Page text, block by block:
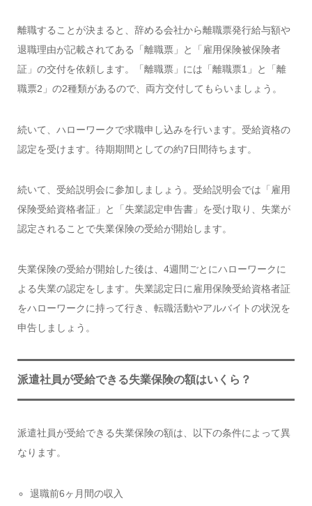
離職することが決まると、辞める会社から離職票発行給与額や
退職理由が記載されてある「離職票」と「雇用保険被保険者
証」の交付を依頼します。「離職票」には「離職票1」と「離
職票2」の2種類があるので、両方交付してもらいましょう。
続いて、ハローワークで求職申し込みを行います。受給資格の
認定を受けます。待期期間としての約7日間待ちます。
続いて、受給説明会に参加しましょう。受給説明会では「雇用
保険受給資格者証」と「失業認定申告書」を受け取り、失業が
認定されることで失業保険の受給が開始します。
失業保険の受給が開始した後は、4週間ごとにハローワークに
よる失業の認定をします。失業認定日に雇用保険受給資格者証
をハローワークに持って行き、転職活動やアルバイトの状況を
申告しましょう。
派遣社員が受給できる失業保険の額はいくら？
派遣社員が受給できる失業保険の額は、以下の条件によって異
なります。
退職前6ヶ月間の収入